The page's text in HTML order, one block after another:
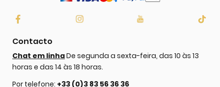
Contacto
Chat em linhaDe segunda a sexta-feira, das 10 às 13
horas e das 14 às 18 horas.
Por telefone: +33 (0)3 83 56 36 36